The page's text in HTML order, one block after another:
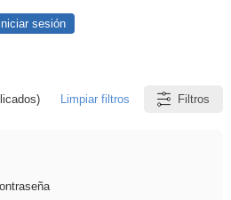
Iniciar sesión
Limpiar filtros Filtros